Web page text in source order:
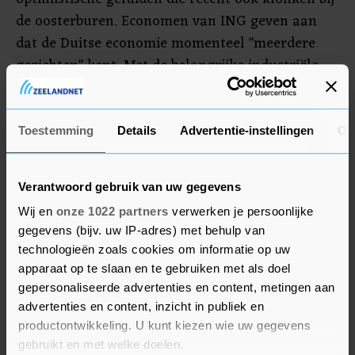
Toestemming Details Advertentie-instellingen
Verantwoord gebruik van uw gegevens
Wij en onze 1022 partners verwerken je persoonlijke
gegevens (bijv. uw IP-adres) met behulp van
technologieën zoals cookies om informatie op uw
apparaat op te slaan en te gebruiken met als doel
gepersonaliseerde advertenties en content, metingen aan
advertenties en content, inzicht in publiek en
productontwikkeling. U kunt kiezen wie uw gegevens
gebruikt en met welke doelen.
de oosterburen. Economen van ING geven aan
dat de Duitse economie momenteel "meerdere
gezichten" kent. Met de belangrijke industriële
productie in het land gaat het juist goed, zegen
ze. Door een sterke vraag uit de Verenigde Staten
en China zijn de orderboeken weer goed gevuld,
ook al ligt de productie nog steeds onder het
niveau van voor de crisis.
Maar "technische factoren" als voorraadopbouw
door bedrijven voorafgaand aan de brexit, de
impact van het strenge winterweer op de
bouwsector en verstoringen van de
toeleveringsketen vertroebelen volgens de
deskundigen het beeld in de nieuwe economische